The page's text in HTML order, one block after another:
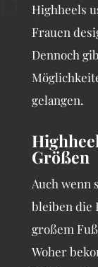
Highheels
Frauen
Dennoch
gelangen.
Größen
Auch wenn
bleiben die
großem
Woher